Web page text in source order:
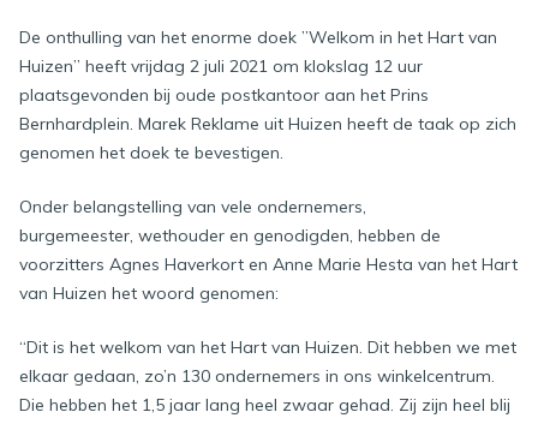
De onthulling van het enorme doek ”Welkom in het Hart van
Huizen” heeft vrijdag 2 juli 2021 om klokslag 12 uur
plaatsgevonden bij oude postkantoor aan het Prins
Bernhardplein. Marek Reklame uit Huizen heeft de taak op zich
genomen het doek te bevestigen.
Onder belangstelling van vele ondernemers,
burgemeester, wethouder en genodigden, hebben de
voorzitters Agnes Haverkort en Anne Marie Hesta van het Hart
van Huizen het woord genomen:
“Dit is het welkom van het Hart van Huizen. Dit hebben we met
elkaar gedaan, zo’n 130 ondernemers in ons winkelcentrum.
Die hebben het 1,5 jaar lang heel zwaar gehad. Zij zijn heel blij